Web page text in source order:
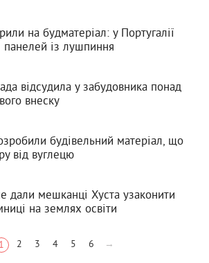
на будматеріал: у Португалії
панелей із лушпиння
відсудила у забудовника понад
внеску
будівельний матеріал, що
від вуглецю
дали мешканці Хуста узаконити
на землях освіти
1 2 3 4 5 6 →